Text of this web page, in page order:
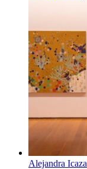
Alejandra Icaza